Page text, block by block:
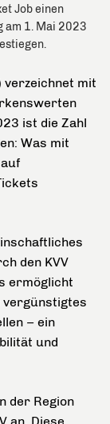
Job einen
am 1. Mai 2023
verzeichnet mit
ist die Zahl
Was mit
den KVV
ermöglicht
vergünstigtes
– ein
und
der Region